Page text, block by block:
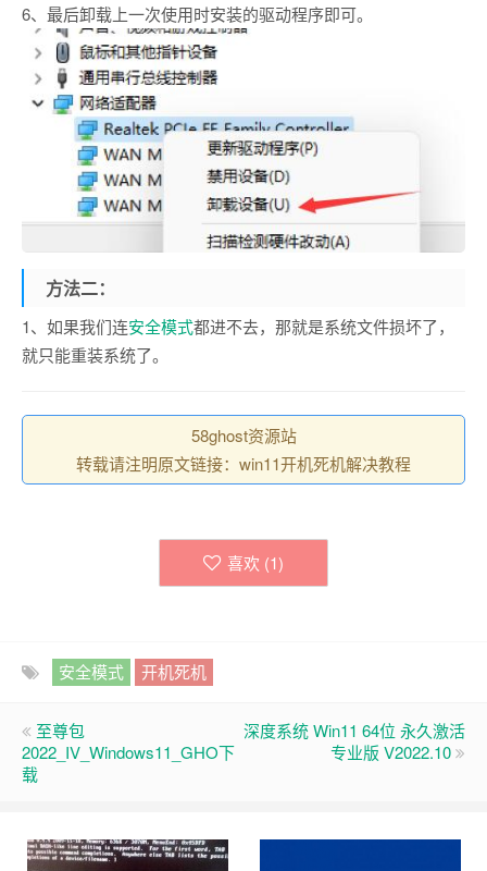
6、最后卸载上一次使用时安装的驱动程序即可。
方法二：
1、如果我们连安全模式都进不去，那就是系统文件损坏了，
就只能重装系统了。
58ghost资源站
转载请注明原文链接：win11开机死机解决教程
喜欢 (1)
安全模式 开机死机
至尊包
2022_IV_Windows11_GHO下
载
深度系统 Win11 64位 永久激活
专业版 V2022.10